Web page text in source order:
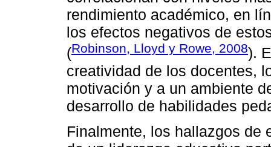
rendimiento académico, en
los efectos negativos de
(Robinson, Lloyd y Rowe, 2008).
creatividad de los docentes,
motivación y a un ambiente
desarrollo de habilidades
Finalmente, los hallazgos de